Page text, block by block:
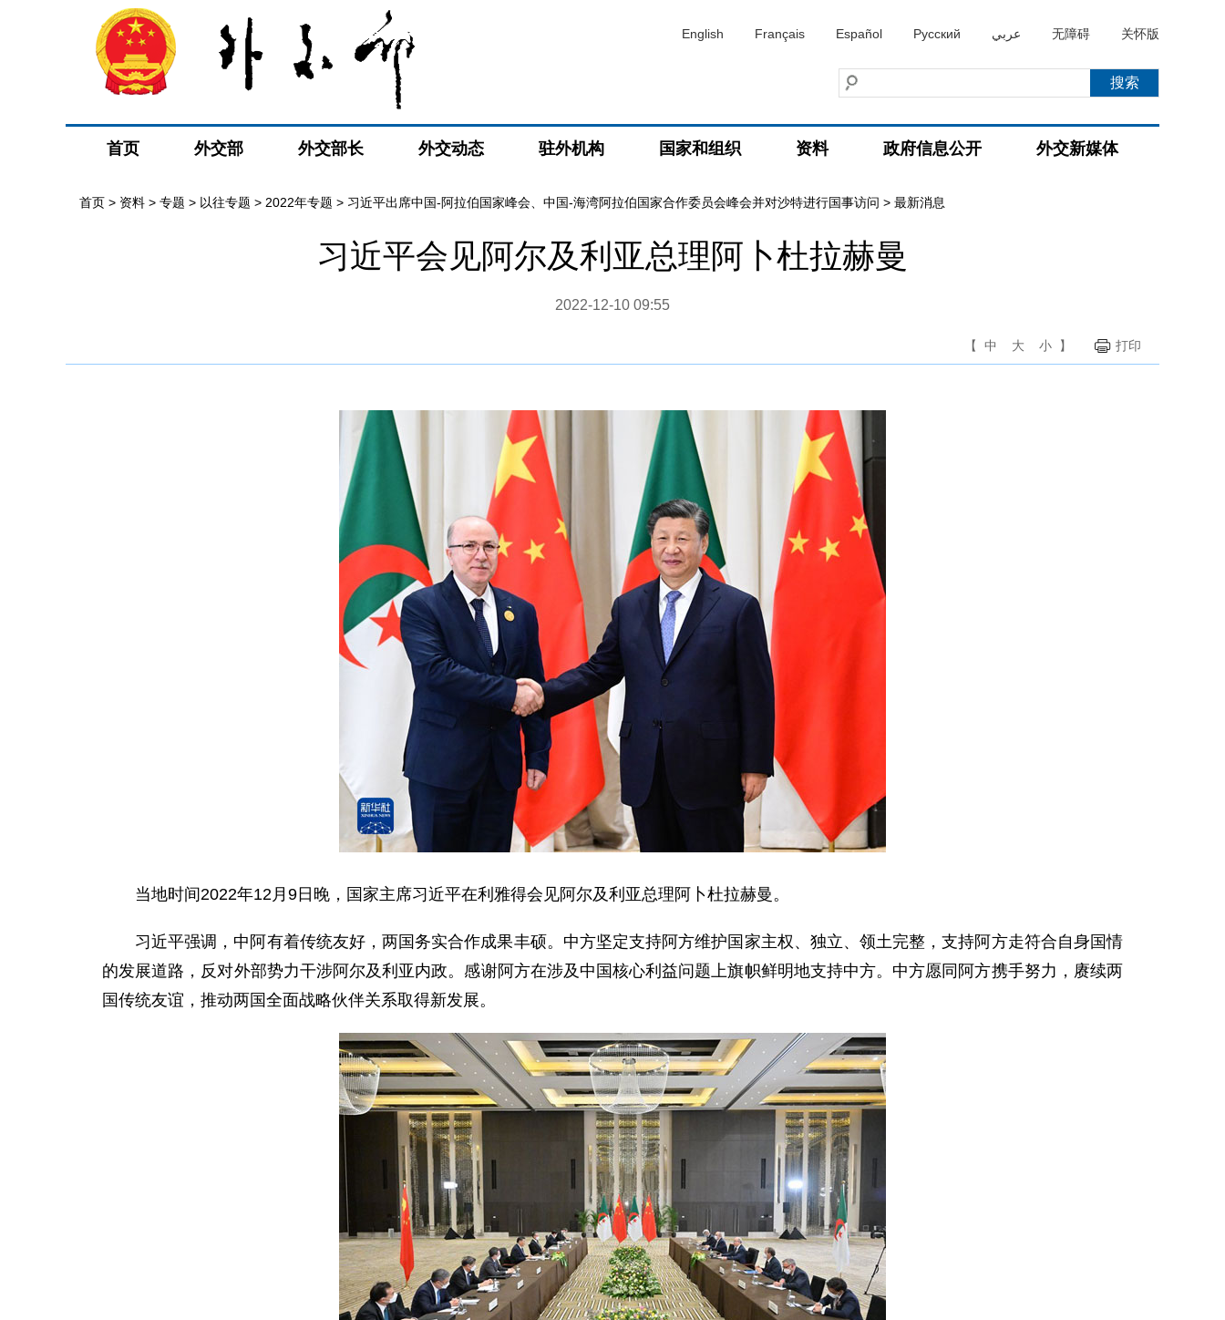
English Français Español Русский عربي 无障碍 关怀版
首页 外交部 外交部长 外交动态 驻外机构 国家和组织 资料 政府信息公开 外交新媒体
首页 > 资料 > 专题 > 以往专题 > 2022年专题 > 习近平出席中国-阿拉伯国家峰会、中国-海湾阿拉伯国家合作委员会峰会并对沙特进行国事访问 > 最新消息
习近平会见阿尔及利亚总理阿卜杜拉赫曼
2022-12-10 09:55
【 中 大 小 】 打印
当地时间2022年12月9日晚，国家主席习近平在利雅得会见阿尔及利亚总理阿卜杜拉赫曼。
习近平强调，中阿有着传统友好，两国务实合作成果丰硕。中方坚定支持阿方维护国家主权、独立、领土完整，支持阿方走符合自身国情
的发展道路，反对外部势力干涉阿尔及利亚内政。感谢阿方在涉及中国核心利益问题上旗帜鲜明地支持中方。中方愿同阿方携手努力，赓续两
国传统友谊，推动两国全面战略伙伴关系取得新发展。